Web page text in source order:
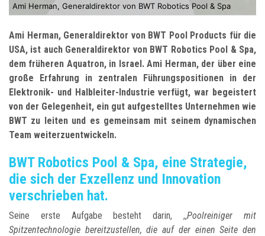
Ami Herman, Generaldirektor von BWT Robotics Pool & Spa
Ami Herman, Generaldirektor von BWT Pool Products für die
USA, ist auch Generaldirektor von BWT Robotics Pool & Spa,
dem früheren Aquatron, in Israel. Ami Herman, der über eine
große Erfahrung in zentralen Führungspositionen in der
Elektronik- und Halbleiter-Industrie verfügt, war begeistert
von der Gelegenheit, ein gut aufgestelltes Unternehmen wie
BWT zu leiten und es gemeinsam mit seinem dynamischen
Team weiterzuentwickeln.
BWT Robotics Pool & Spa, eine Strategie,
die sich der Exzellenz und Innovation
verschrieben hat.
Seine erste Aufgabe besteht darin, ,,Poolreiniger mit
Spitzentechnologie bereitzustellen, die auf der einen Seite den